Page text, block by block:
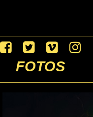
FOTOS